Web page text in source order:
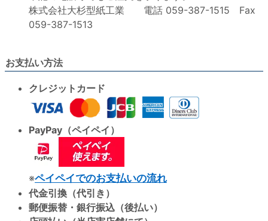
株式会社大杉型紙工業 電話 059-387-1515 Fax
059-387-1513
お支払い方法
クレジットカード
PayPay（ペイペイ）
※ペイペイでのお支払いの流れ
代金引換（代引き）
郵便振替・銀行振込（後払い）